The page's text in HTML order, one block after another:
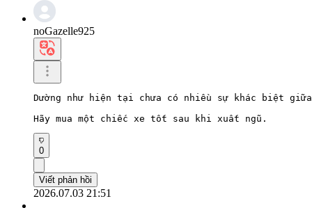
noGazelle925
Dường như hiện tại chưa có nhiều sự khác biệt
Hãy mua một chiếc xe tốt sau khi xuất ngũ.
0
Viết phản hồi
2026.07.03 21:51